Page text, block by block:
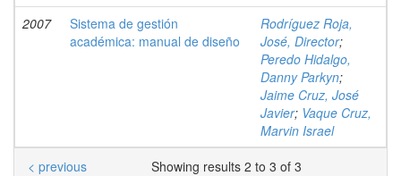
2007
Sistema de gestión
académica: manual de diseño
Rodríguez Roja,
José, Director;
Peredo Hidalgo,
Danny Parkyn;
Jaime Cruz, José
Javier; Vaque Cruz,
Marvin Israel
Showing results 2 to 3 of 3
< previous